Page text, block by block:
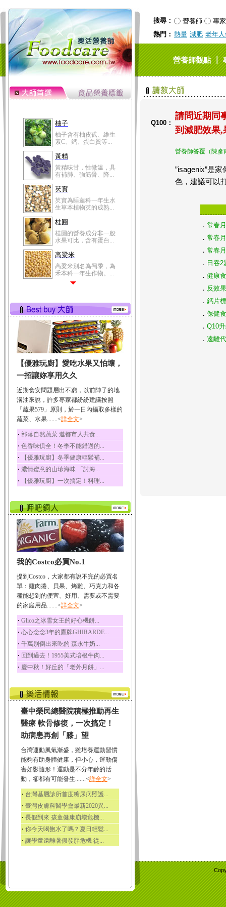
搜尋： 營養師
專家
熱門： 熱量 減肥 老年
營養師觀點｜
柚子
柚子含有柚皮甙、維生
素C、鈣、蛋白質等...
黃精
黃精味甘，性微溫，具
有補肺、強筋骨、降...
芡實
芡實為睡蓮科一年生水
生草本植物芡的成熟...
桂圓
桂圓的營養成分非一般
水果可比，含有蛋白...
高粱米
高粱米別名為蜀黍，為
禾本科一年生作物。...
有蛋白質、脂肪、磷...
鮪魚
鮪魚肚肉中的不飽和脂
肪酸內富含EPA和DH...
韭菜
韭菜所含的膳食纖維能
幫助消化與通便；揮...
冬瓜
冬瓜營養價值高，鈉含
量極低是水腫病人的...
豆豉
豆豉裡頭含有營養的蛋
白質、脂肪、鈣、磷...
榛果
榛果裡所含的營養素有
蛋白質、脂肪、醣類...
迷迭香
酸、迷迭香酸、植物...
咖啡
咖啡中的咖啡因會刺激
中樞神經系統，特別...
椰子
椰子含有糖類、脂肪、
荔枝
荔枝性質溫和所含的營
養素有醣類、檸檬酸...
五味子
五味子性質溫熱所含營
養成分有揮發油、檸...
草魚
草魚含有維生素A、維生
素C、及豐富的蛋白...
【優雅玩廚】愛吃水果又怕壞，
一招讓妳享用久久
近期食安問題層出不窮，以前陣子的地
溝油來說，許多專家都紛紛建議按照
「蔬果579」原則，於一日內攝取多樣的
蔬菜、水果.......<詳全文>
‧ 部落自然蔬菜 邀都市人共食...
‧ 色香味俱全！冬季不能錯過的...
‧ 【優雅玩廚】冬季健康輕鬆補...
‧ 濃情蜜意的山珍海味 「討海...
‧ 【優雅玩廚】一次搞定！料理...
我的Costco必買No.1
提到Costco，大家都有說不完的必買名
單：雞肉捲、貝果、烤雞、巧克力和各
種能想到的便宜、好用、需要或不需要
的家庭用品.......<詳全文>
‧ Glico之冰雪女王的好心機餅...
‧ 心心念念3年的鷹牌GHIRARDE...
‧ 千萬別倒出來吃的 森永牛奶...
‧ 回到過去！1955美式培根牛肉...
‧ 慶中秋！好丘的「老外月餅」...
臺中榮民總醫院積極推動再生
醫療 軟骨修復，一次搞定！
助病患再創「膝」望
台灣運動風氣漸盛，雖培養運動習慣
能夠有助身體健康，但小心，運動傷
害如影隨形！運動是不分年齡的活
動，卻都有可能發生.......<詳全文>
‧ 台灣基層診所首度糖尿病照護...
‧ 臺灣皮膚科醫學會最新2020異...
‧ 長假到來 孩童健康崩壞危機...
‧ 你今天喝飽水了嗎？夏日輕鬆...
‧ 讓學童遠離暑假發胖危機 從...
Q100：
請問近期同
到減肥效果,
營養師答覆（陳彥
”isagenix”是
色，建議可以
． 常春
． 常春
． 常春
． 日吞
． 健康
． 反效
． 鈣片
． 保健
． Q10
． 遠離